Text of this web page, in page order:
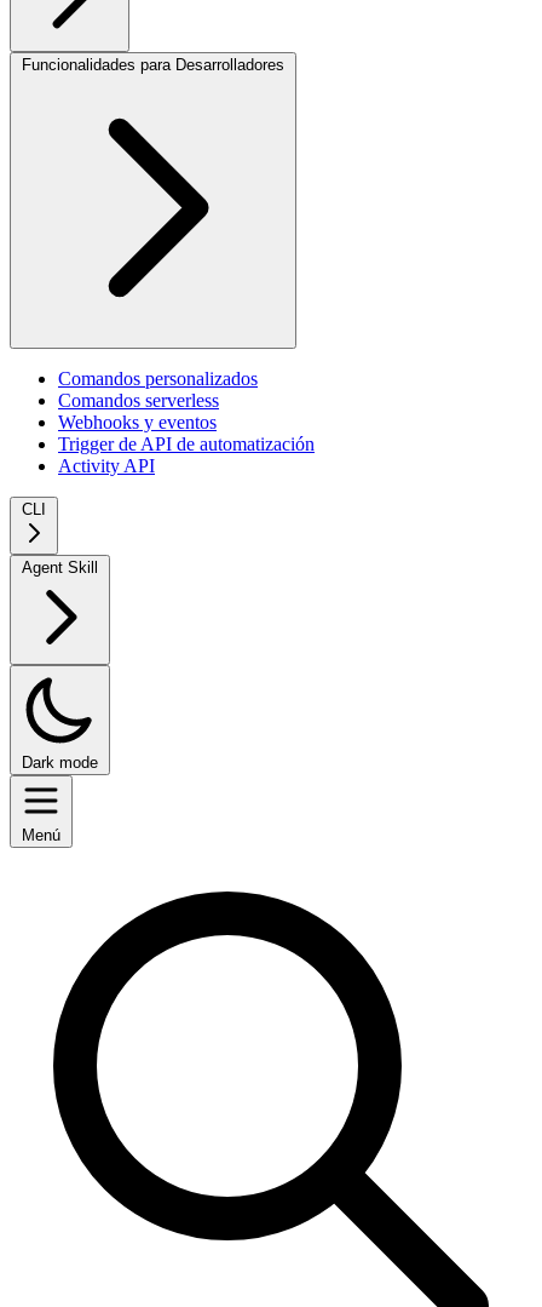
Funcionalidades para Desarrolladores
Comandos personalizados
Comandos serverless
Webhooks y eventos
Trigger de API de automatización
Activity API
CLI
Agent Skill
Dark mode
Menú